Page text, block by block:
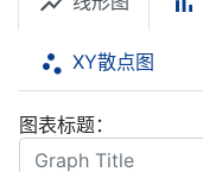
scatter_plot XY散点图
图表标题：